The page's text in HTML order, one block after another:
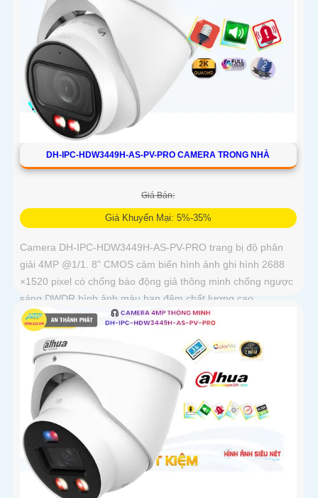
DH-IPC-HDW3449H-AS-PV-PRO CAMERA TRONG NHÀ
Giá Bán:
Giá Khuyến Mại: 5%-35%
Camera DH-IPC-HDW3449H-AS-PV-PRO trang bị độ phân
giải 4MP @1/1. 8" CMOS cảm biến hình ảnh ghi hình 2688
×1520 pixel có chống báo động giả thông minh chống ngược
sáng DWDR hình ảnh màu ban đêm chất lượng cao